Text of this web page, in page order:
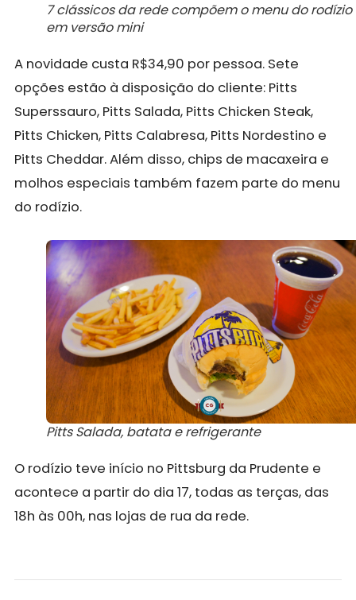
7 clássicos da rede compõem o menu do rodízio
em versão mini
A novidade custa R$34,90 por pessoa. Sete
opções estão à disposição do cliente: Pitts
Superssauro, Pitts Salada, Pitts Chicken Steak,
Pitts Chicken, Pitts Calabresa, Pitts Nordestino e
Pitts Cheddar. Além disso, chips de macaxeira e
molhos especiais também fazem parte do menu
do rodízio.
Pitts Salada, batata e refrigerante
O rodízio teve início no Pittsburg da Prudente e
acontece a partir do dia 17, todas as terças, das
18h às 00h, nas lojas de rua da rede.